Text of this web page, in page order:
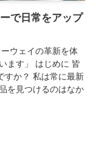
で日常をアップ
ウェイの革新を体
ます」 はじめに 皆
すか？ 私は常に最新
を見つけるのはなか